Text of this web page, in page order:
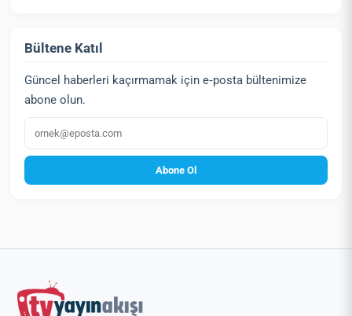
Bültene Katıl
Güncel haberleri kaçırmamak için e‑posta bültenimize
abone olun.
E‑posta
Abone Ol